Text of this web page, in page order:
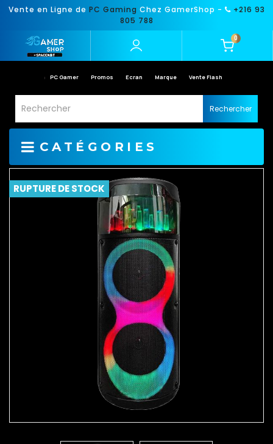
Vente en Ligne de PC Gaming Chez GamerShop -
+216 93
805 788
0
PC Gamer Promos Ecran Marque Vente Flash
Rechercher
CATÉGORIES
RUPTURE DE STOCK